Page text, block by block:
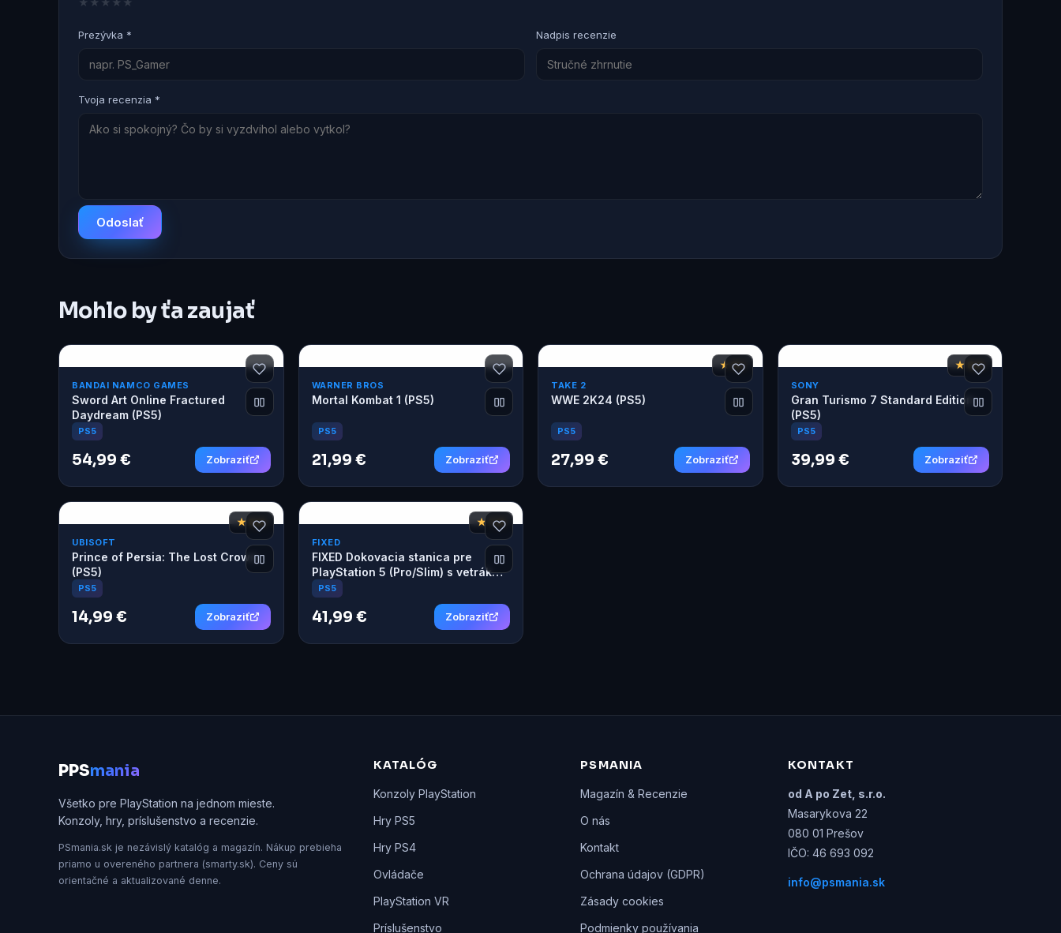
Prezývka * Nadpis recenzie
Tvoja recenzia *
Odoslať
Mohlo by ťa zaujať
BANDAI NAMCO GAMES
Sword Art Online Fractured
Daydream (PS5)
PS5
54,99 € Zobraziť
WARNER BROS
Mortal Kombat 1 (PS5)
PS5
21,99 € Zobraziť
★ 8,1
TAKE 2
WWE 2K24 (PS5)
PS5
27,99 € Zobraziť
★ 8,6
SONY
Gran Turismo 7 Standard Edition
(PS5)
PS5
39,99 € Zobraziť
★ 8,6
UBISOFT
Prince of Persia: The Lost Crown
(PS5)
PS5
14,99 € Zobraziť
★ 7,8
FIXED
FIXED Dokovacia stanica pre
PlayStation 5 (Pro/Slim) s vetrákmi
biela
PS5
41,99 € Zobraziť
PPSmania
Všetko pre PlayStation na jednom mieste.
Konzoly, hry, príslušenstvo a recenzie.
PSmania.sk je nezávislý katalóg a magazín. Nákup prebieha
priamo u overeného partnera (smarty.sk). Ceny sú
orientačné a aktualizované denne.
KATALÓG
Konzoly PlayStation
Hry PS5
Hry PS4
Ovládače
PlayStation VR
Príslušenstvo
PSMANIA
Magazín & Recenzie
O nás
Kontakt
Ochrana údajov (GDPR)
Zásady cookies
Podmienky používania
KONTAKT
od A po Zet, s.r.o.
Masarykova 22
080 01 Prešov
IČO: 46 693 092
info@psmania.sk